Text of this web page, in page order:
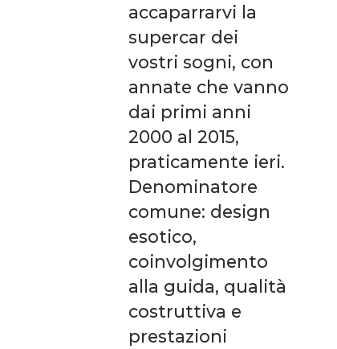
accaparrarvi la
supercar dei
vostri sogni, con
annate che vanno
dai primi anni
2000 al 2015,
praticamente ieri.
Denominatore
comune: design
esotico,
coinvolgimento
alla guida, qualità
costruttiva e
prestazioni